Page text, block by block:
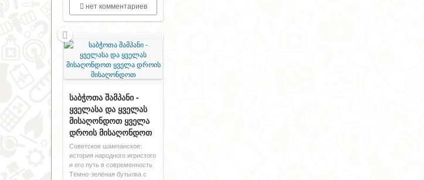
нет комментариев
საბჭოთა შამპანი -
ყველასა და ყველას
მისაღონდოთ ყველა
დროის მისაღონდოთ
Советское шампанское:
история народного игристого
и его путь в современность
Тёмно-зелёная бутылка с